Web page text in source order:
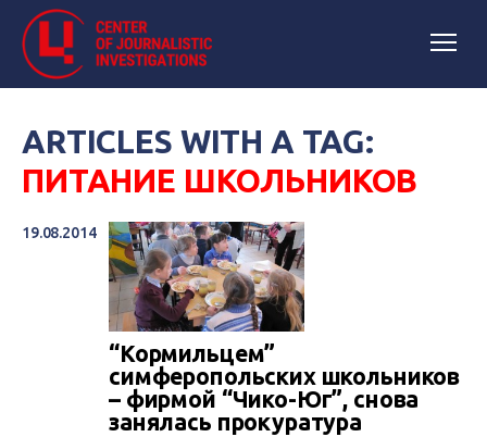
ARTICLES WITH A TAG:
ПИТАНИЕ ШКОЛЬНИКОВ
19.08.2014
“Кормильцем”
симферопольских школьников
– фирмой “Чико-Юг”, снова
занялась прокуратура